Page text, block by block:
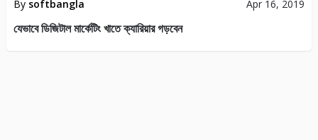
By softbangla Apr 16, 2019
যেভাবে ডিজিটাল মার্কেটিং খাতে ক্যারিয়ার গড়বেন